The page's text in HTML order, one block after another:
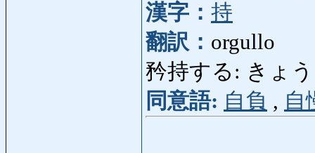
漢字： 持
翻訳： orgullo
矜持する: きょ
同意語: 自負 , 自